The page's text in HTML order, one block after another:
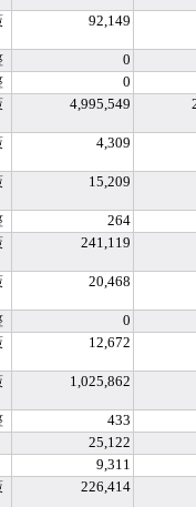
92,149
0
0
4,995,549
4,309
15,209
264
241,119
20,468
0
12,672
1,025,862
433
25,122
9,311
226,414